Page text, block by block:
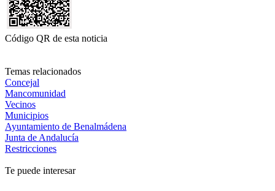
Código QR de esta noticia
Temas relacionados
Concejal
Mancomunidad
Vecinos
Municipios
Ayuntamiento de Benalmádena
Junta de Andalucía
Restricciones
Te puede interesar